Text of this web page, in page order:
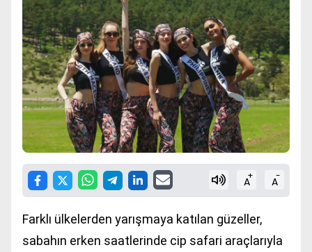
A+ A-
Farklı ülkelerden yarışmaya katılan güzeller,
sabahın erken saatlerinde cip safari araçlarıyla